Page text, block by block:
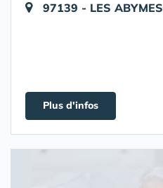
97139 - LES ABYMES
Plus d'infos